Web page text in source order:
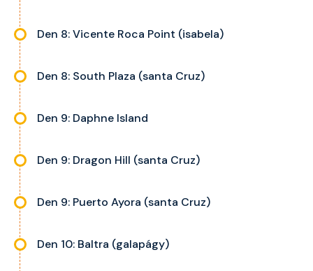
Den 8: Vicente Roca Point (isabela)
Den 8: South Plaza (santa Cruz)
Den 9: Daphne Island
Den 9: Dragon Hill (santa Cruz)
Den 9: Puerto Ayora (santa Cruz)
Den 10: Baltra (galapágy)